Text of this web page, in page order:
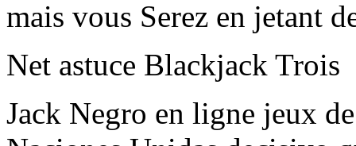
mais vous Serez en jetant
Net astuce Blackjack Trois
Jack Negro en ligne jeux